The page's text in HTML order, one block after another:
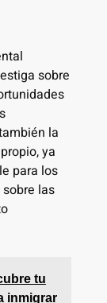
sobre
la
ya
para los
las
tu
inmigrar